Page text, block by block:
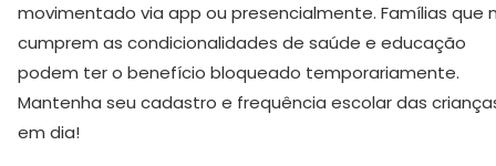
movimentado via app ou presencialmente. Famílias que
cumprem as condicionalidades de saúde e educação
podem ter o benefício bloqueado temporariamente.
Mantenha seu cadastro e frequência escolar das
em dia!